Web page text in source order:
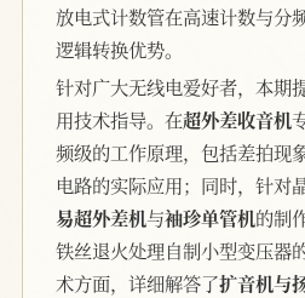
放电式计数管在高速计数与分
逻辑转换优势。
针对广大无线电爱好者，本期
用技术指导。在超外差收音机
频级的工作原理，包括差拍现
电路的实际应用；同时，针对
易超外差机与袖珍单管机的制
铁丝退火处理自制小型变压器
术方面，详细解答了扩音机与